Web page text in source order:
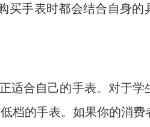
买手表时都会结合自身的
适合自己的手表。对于学
档的手表。如果你的消费